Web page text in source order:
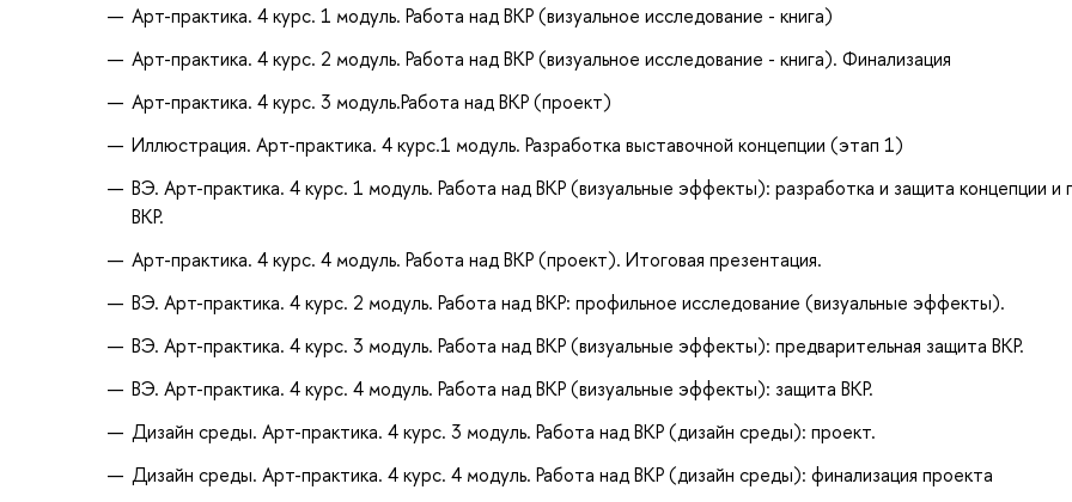
Арт-практика. 4 курс. 1 модуль. Работа над ВКР (визуальное исследование - книга)
Арт-практика. 4 курс. 2 модуль. Работа над ВКР (визуальное исследование - книга). Финализация
Арт-практика. 4 курс. 3 модуль.Работа над ВКР (проект)
Иллюстрация. Арт-практика. 4 курс.1 модуль. Разработка выставочной концепции (этап 1)
ВЭ. Арт-практика. 4 курс. 1 модуль. Работа над ВКР (визуальные эффекты): разработка и защита концепции и
ВКР.
Арт-практика. 4 курс. 4 модуль. Работа над ВКР (проект). Итоговая презентация.
ВЭ. Арт-практика. 4 курс. 2 модуль. Работа над ВКР: профильное исследование (визуальные эффекты).
ВЭ. Арт-практика. 4 курс. 3 модуль. Работа над ВКР (визуальные эффекты): предварительная защита ВКР.
ВЭ. Арт-практика. 4 курс. 4 модуль. Работа над ВКР (визуальные эффекты): защита ВКР.
Дизайн среды. Арт-практика. 4 курс. 3 модуль. Работа над ВКР (дизайн среды): проект.
Дизайн среды. Арт-практика. 4 курс. 4 модуль. Работа над ВКР (дизайн среды): финализация проекта